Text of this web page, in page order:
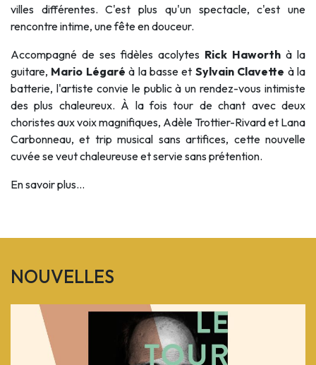
villes différentes. C'est plus qu'un spectacle, c'est une
rencontre intime, une fête en douceur.
Accompagné de ses fidèles acolytes Rick Haworth à la
guitare, Mario Légaré à la basse et Sylvain Clavette à la
batterie, l'artiste convie le public à un rendez-vous intimiste
des plus chaleureux. À la fois tour de chant avec deux
choristes aux voix magnifiques, Adèle Trottier-Rivard et Lana
Carbonneau, et trip musical sans artifices, cette nouvelle
cuvée se veut chaleureuse et servie sans prétention.
En savoir plus...
NOUVELLES